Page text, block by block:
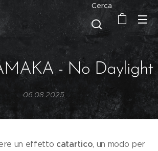
Cerca
- No Daylight
06.08.2025
un effetto catartico, un modo per